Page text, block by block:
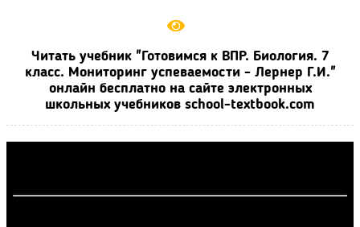
Читать учебник "Готовимся к ВПР. Биология. 7
класс. Мониторинг успеваемости - Лернер Г.И."
онлайн бесплатно на сайте электронных
школьных учебников school-textbook.com